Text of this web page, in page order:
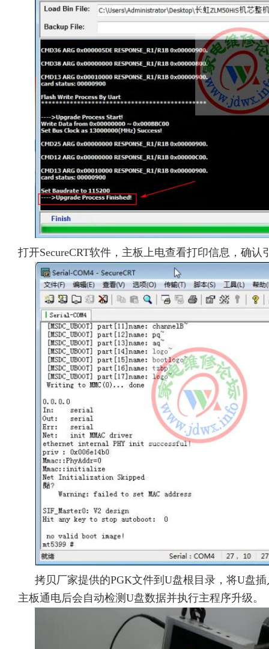
打开SecureCRT软件，主板上电查看打印信息，确认
拷贝厂家提供的PGK文件到U盘根目录，将U盘
主板通电后会自动检测U盘数据并执行主程序升级。